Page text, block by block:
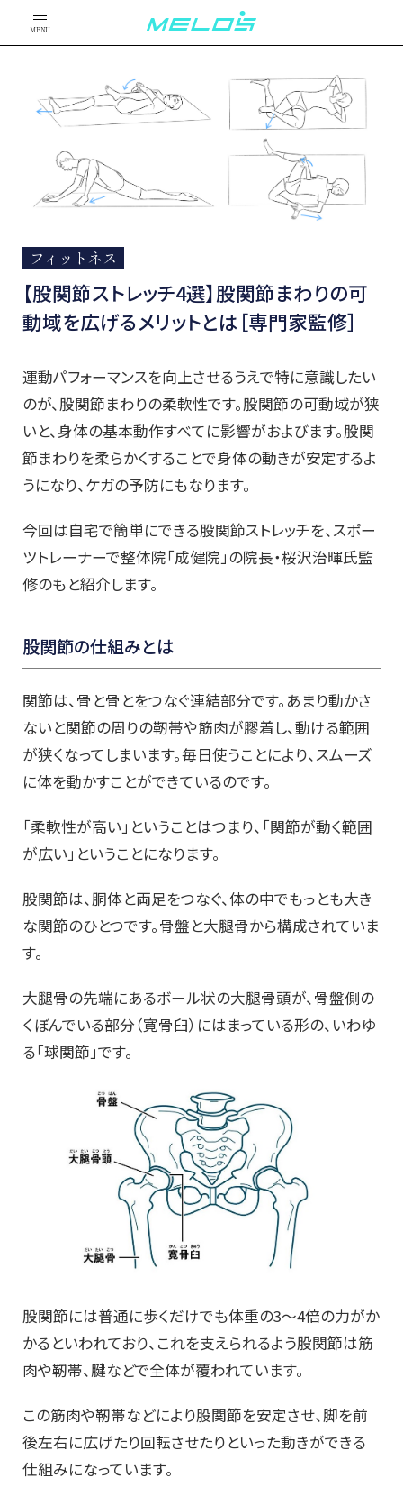
MENU
フィットネス
【股関節ストレッチ4選】股関節まわりの可
動域を広げるメリットとは［専門家監修］
運動パフォーマンスを向上させるうえで特に意識したい
のが、股関節まわりの柔軟性です。股関節の可動域が狭
いと、身体の基本動作すべてに影響がおよびます。股関
節まわりを柔らかくすることで身体の動きが安定するよ
うになり、ケガの予防にもなります。
今回は自宅で簡単にできる股関節ストレッチを、スポー
ツトレーナーで整体院「成健院」の院長・桜沢治暉氏監
修のもと紹介します。
股関節の仕組みとは
関節は、骨と骨とをつなぐ連結部分です。あまり動かさ
ないと関節の周りの靭帯や筋肉が膠着し、動ける範囲
が狭くなってしまいます。毎日使うことにより、スムーズ
に体を動かすことができているのです。
「柔軟性が高い」ということはつまり、「関節が動く範囲
が広い」ということになります。
股関節は、胴体と両足をつなぐ、体の中でもっとも大き
な関節のひとつです。骨盤と大腿骨から構成されていま
す。
大腿骨の先端にあるボール状の大腿骨頭が、骨盤側の
くぼんでいる部分（寛骨臼）にはまっている形の、いわゆ
る「球関節」です。
股関節には普通に歩くだけでも体重の3～4倍の力がか
かるといわれており、これを支えられるよう股関節は筋
肉や靭帯、腱などで全体が覆われています。
この筋肉や靭帯などにより股関節を安定させ、脚を前
後左右に広げたり回転させたりといった動きができる
仕組みになっています。